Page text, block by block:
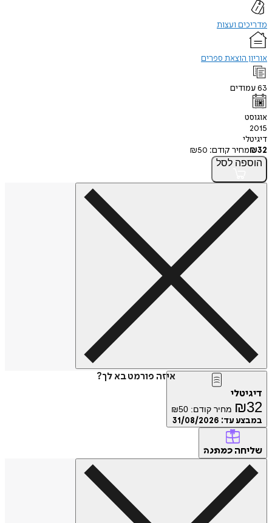
מדריכים ועצות
אוריון הוצאת ספרים
63עמודים
אוגוסט
2015
דיגיטלי
₪32 מחיר קודם: ₪50
הוספה לסל
איזה פורמט בא לך?
דיגיטלי
₪32 מחיר קודם: ₪50
במבצע עד: 31/08/2026
שליחה כמתנה